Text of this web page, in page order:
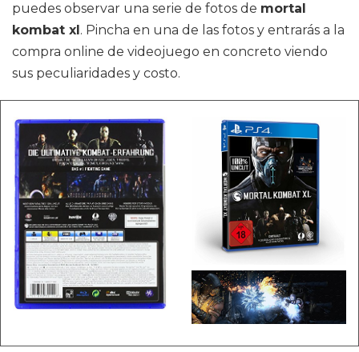
puedes observar una serie de fotos de mortal
kombat xl. Pincha en una de las fotos y entrarás a la
compra online de videojuego en concreto viendo
sus peculiaridades y costo.